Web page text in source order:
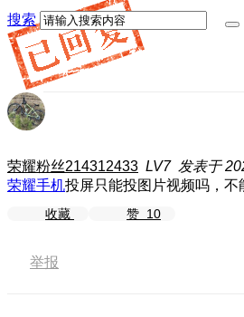
搜索
荣耀粉丝214312433 LV7 发表于
荣耀手机投屏只能投图片视频吗，
收藏 赞 10
举报